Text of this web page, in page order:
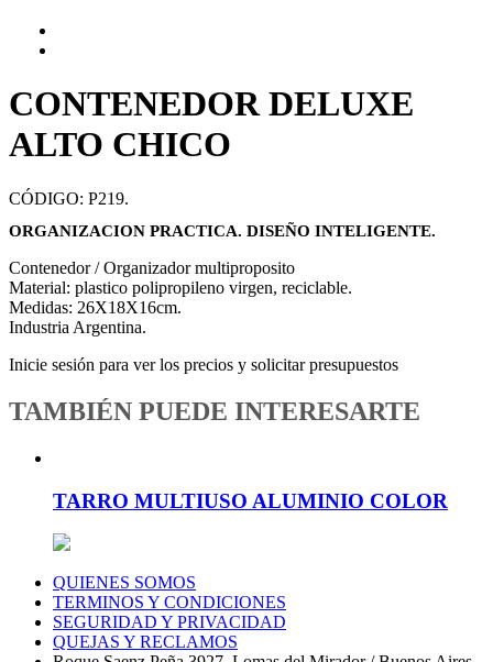
CONTENEDOR DELUXE
ALTO CHICO
CÓDIGO: P219.
ORGANIZACION PRACTICA. DISEÑO INTELIGENTE.
Contenedor / Organizador multiproposito
Material: plastico polipropileno virgen, reciclable.
Medidas: 26X18X16cm.
Industria Argentina.
Inicie sesión para ver los precios y solicitar presupuestos
TAMBIÉN PUEDE INTERESARTE
TARRO MULTIUSO ALUMINIO COLOR
QUIENES SOMOS
TERMINOS Y CONDICIONES
SEGURIDAD Y PRIVACIDAD
QUEJAS Y RECLAMOS